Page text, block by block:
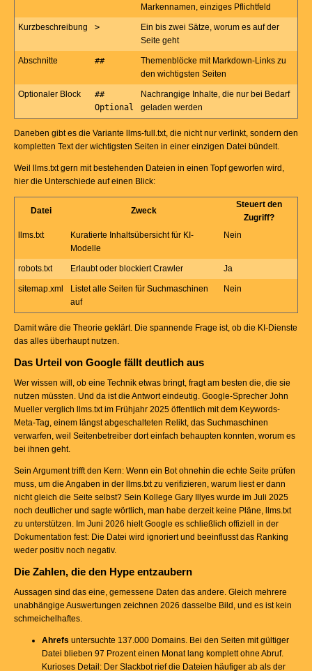
Markennamen, einziges Pflichtfeld
Kurzbeschreibung >
Ein bis zwei Sätze, worum es auf der
Seite geht
Abschnitte ##
Themenblöcke mit Markdown-Links zu
den wichtigsten Seiten
Optionaler Block
##
Optional
Nachrangige Inhalte, die nur bei Bedarf
geladen werden
Daneben gibt es die Variante llms-full.txt, die nicht nur verlinkt, sondern den
kompletten Text der wichtigsten Seiten in einer einzigen Datei bündelt.
Weil llms.txt gern mit bestehenden Dateien in einen Topf geworfen wird,
hier die Unterschiede auf einen Blick:
Datei Zweck
Steuert den
Zugriff?
llms.txt
Kuratierte Inhaltsübersicht für KI-
Modelle
Nein
robots.txt Erlaubt oder blockiert Crawler Ja
sitemap.xml
Listet alle Seiten für Suchmaschinen
auf
Nein
Damit wäre die Theorie geklärt. Die spannende Frage ist, ob die KI-Dienste
das alles überhaupt nutzen.
Das Urteil von Google fällt deutlich aus
Wer wissen will, ob eine Technik etwas bringt, fragt am besten die, die sie
nutzen müssten. Und da ist die Antwort eindeutig. Google-Sprecher John
Mueller verglich llms.txt im Frühjahr 2025 öffentlich mit dem Keywords-
Meta-Tag, einem längst abgeschalteten Relikt, das Suchmaschinen
verwarfen, weil Seitenbetreiber dort einfach behaupten konnten, worum es
bei ihnen geht.
Sein Argument trifft den Kern: Wenn ein Bot ohnehin die echte Seite prüfen
muss, um die Angaben in der llms.txt zu verifizieren, warum liest er dann
nicht gleich die Seite selbst? Sein Kollege Gary Illyes wurde im Juli 2025
noch deutlicher und sagte wörtlich, man habe derzeit keine Pläne, llms.txt
zu unterstützen. Im Juni 2026 hielt Google es schließlich offiziell in der
Dokumentation fest: Die Datei wird ignoriert und beeinflusst das Ranking
weder positiv noch negativ.
Die Zahlen, die den Hype entzaubern
Aussagen sind das eine, gemessene Daten das andere. Gleich mehrere
unabhängige Auswertungen zeichnen 2026 dasselbe Bild, und es ist kein
schmeichelhaftes.
Ahrefs untersuchte 137.000 Domains. Bei den Seiten mit gültiger
Datei blieben 97 Prozent einen Monat lang komplett ohne Abruf.
Kurioses Detail: Der Slackbot rief die Dateien häufiger ab als der